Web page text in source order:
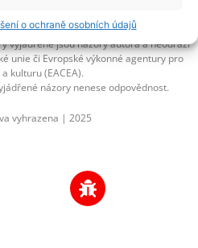
o ochraně osobních údajů
vyjádřené jsou názory autora a neodráží
unie či Evropské výkonné agentury pro
kulturu (EACEA).
názory nenese odpovědnost.
vyhrazena | 2025